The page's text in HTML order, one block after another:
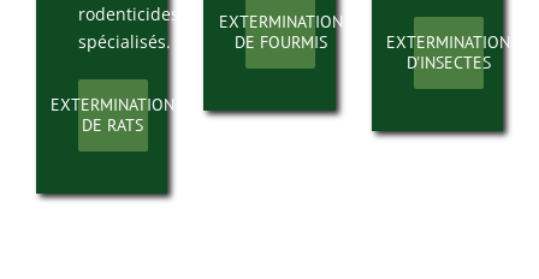
rodenticides
spécialisés.
EXTERMINATION
DE RATS
EXTERMINATION
DE FOURMIS
EXTERMINATION
D'INSECTES